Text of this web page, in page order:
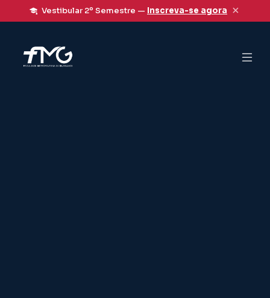
Vestibular 2º Semestre — Inscreva-se agora ×